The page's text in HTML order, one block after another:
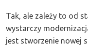
Tak, ale zależy to od
wystarczy
jest stworzenie nowej